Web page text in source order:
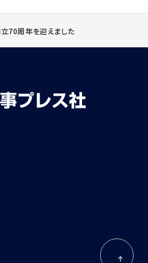
70周年を迎えました